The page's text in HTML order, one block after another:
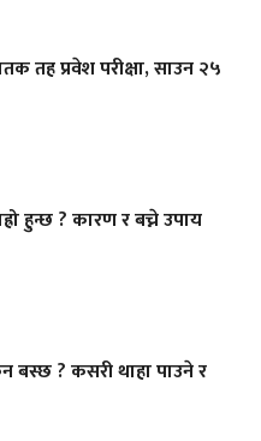
तह प्रवेश परीक्षा, साउन २५
हुन्छ ? कारण र बच्ने उपाय
बस्छ ? कसरी थाहा पाउने र